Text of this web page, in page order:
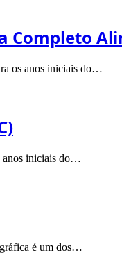
os anos iniciais do…
anos iniciais do…
é um dos…